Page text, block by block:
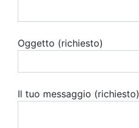
Oggetto (richiesto)
Il tuo messaggio (richiesto)